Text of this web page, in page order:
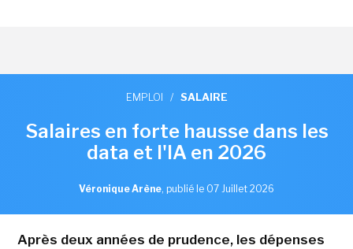
EMPLOI / SALAIRE
Salaires en forte hausse dans les
data et l'IA en 2026
Véronique Arène, publié le 07 Juillet 2026
Après deux années de prudence, les dépenses